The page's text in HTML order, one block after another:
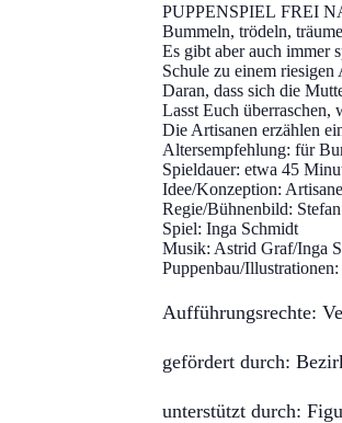
PUPPENSPIEL FREI
Bummeln, trödeln,
Es gibt aber auch immer
Schule zu einem riesigen
Daran, dass sich die
Lasst Euch überraschen,
Die Artisanen erzählen
Altersempfehlung: für
Spieldauer: etwa 45
Idee/Konzeption:
Regie/Bühnenbild:
Spiel: Inga Schmidt
Musik: Astrid Graf/Inga
Puppenbau/
Aufführungsrechte:
gefördert durch:
unterstützt durch: